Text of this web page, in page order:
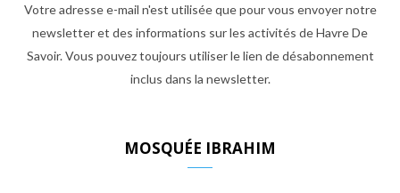
Votre adresse e-mail n'est utilisée que pour vous envoyer notre
newsletter et des informations sur les activités de Havre De
Savoir. Vous pouvez toujours utiliser le lien de désabonnement
inclus dans la newsletter.
MOSQUÉE IBRAHIM